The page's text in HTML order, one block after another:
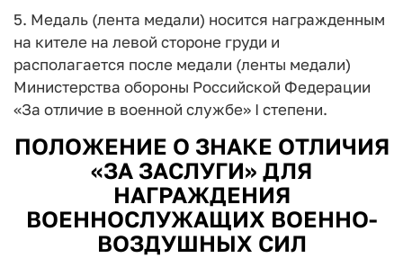
5. Медаль (лента медали) носится награжденным
на кителе на левой стороне груди и
располагается после медали (ленты медали)
Министерства обороны Российской Федерации
«За отличие в военной службе» I степени.
ПОЛОЖЕНИЕ О ЗНАКЕ ОТЛИЧИЯ
«ЗА ЗАСЛУГИ» ДЛЯ
НАГРАЖДЕНИЯ
ВОЕННОСЛУЖАЩИХ ВОЕННО-
ВОЗДУШНЫХ СИЛ